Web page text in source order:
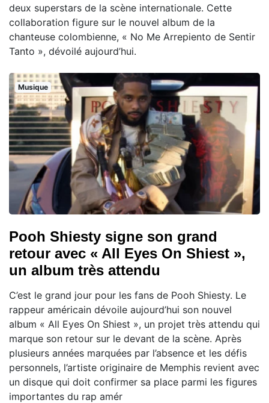
deux superstars de la scène internationale. Cette
collaboration figure sur le nouvel album de la
chanteuse colombienne, « No Me Arrepiento de Sentir
Tanto », dévoilé aujourd’hui.
Musique
Pooh Shiesty signe son grand
retour avec « All Eyes On Shiest »,
un album très attendu
C’est le grand jour pour les fans de Pooh Shiesty. Le
rappeur américain dévoile aujourd’hui son nouvel
album « All Eyes On Shiest », un projet très attendu qui
marque son retour sur le devant de la scène. Après
plusieurs années marquées par l’absence et les défis
personnels, l’artiste originaire de Memphis revient avec
un disque qui doit confirmer sa place parmi les figures
importantes du rap amér